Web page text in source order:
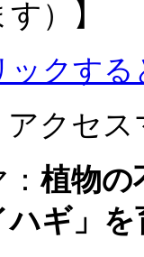
す）】
スマ
：植物の
ハギ」